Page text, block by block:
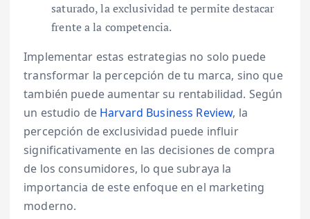
saturado, la exclusividad te permite destacar
frente a la competencia.
Implementar estas estrategias no solo puede
transformar la percepción de tu marca, sino que
también puede aumentar su rentabilidad. Según
un estudio de Harvard Business Review, la
percepción de exclusividad puede influir
significativamente en las decisiones de compra
de los consumidores, lo que subraya la
importancia de este enfoque en el marketing
moderno.